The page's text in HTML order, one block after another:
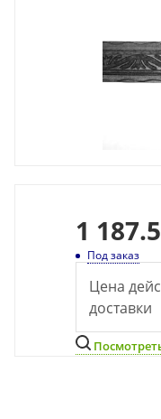
1
Под заказ
Цена
доставки